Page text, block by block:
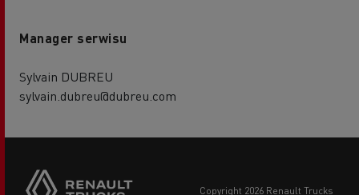
Manager serwisu
Sylvain DUBREU
sylvain.dubreu@dubreu.com
copyright 2026 Renault Trucks